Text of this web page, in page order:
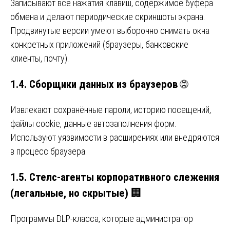
Записывают все нажатия клавиш, содержимое буфера
обмена и делают периодические скриншоты экрана.
Продвинутые версии умеют выборочно снимать окна
конкретных приложений (браузеры, банковские
клиенты, почту).
1.4. Сборщики данных из браузеров🌐
Извлекают сохранённые пароли, историю посещений,
файлы cookie, данные автозаполнения форм.
Используют уязвимости в расширениях или внедряются
в процесс браузера.
1.5. Стелс-агенты корпоративного слежения
(легальные, но скрытые) 🏢
Программы DLP-класса, которые администратор